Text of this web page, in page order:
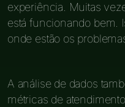
experiência. Muitas
está funcionando bem.
onde estão os
A análise de dados
métricas de